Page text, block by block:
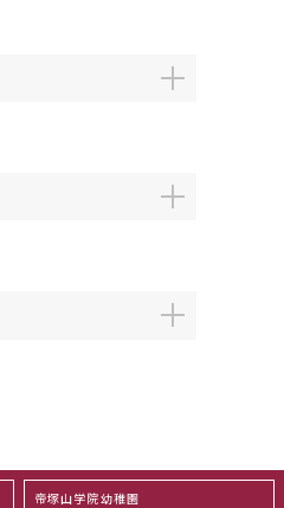
帝塚山学院幼稚園